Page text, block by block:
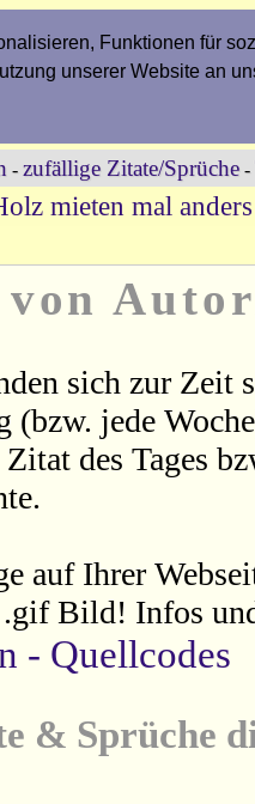
Funktionen für
unserer Website an
- zufällige Zitate/Sprüche -
mieten mal
sich zur Zeit
(bzw. jede
des Tages
auf Ihrer
.gif Bild! Infos
- Quellcodes
& Sprüche